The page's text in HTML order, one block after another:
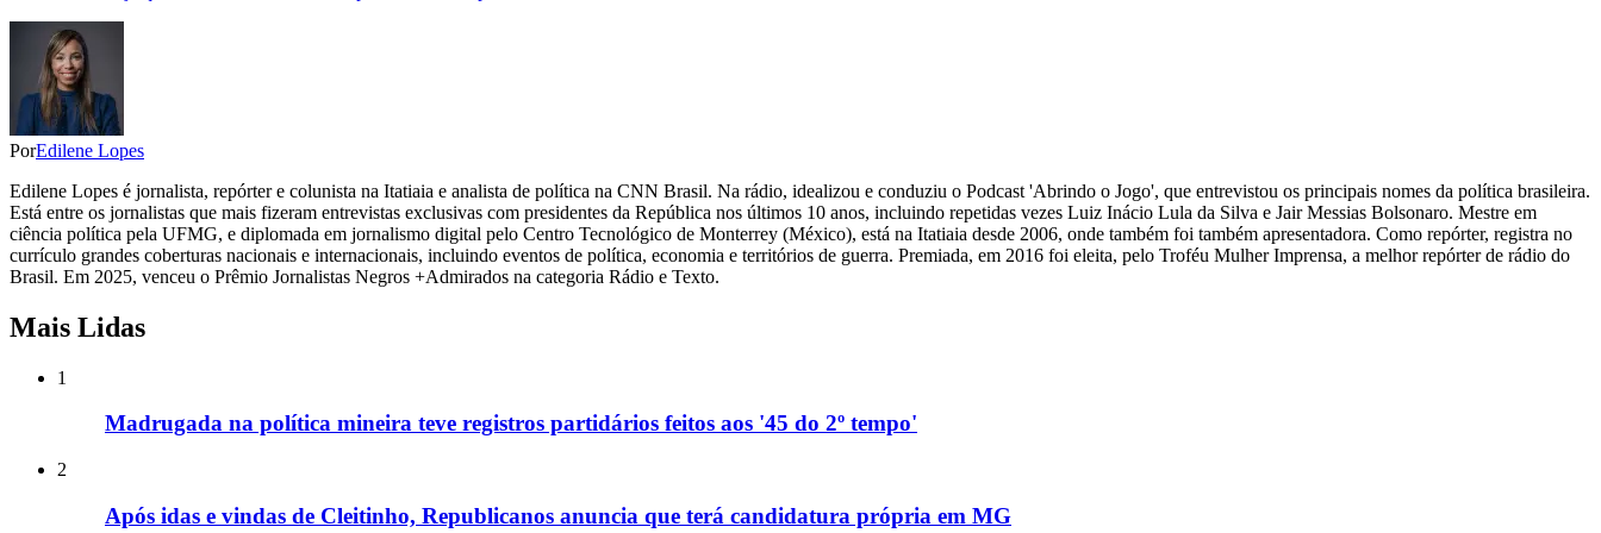
PorEdilene Lopes
Edilene Lopes é jornalista, repórter e colunista na Itatiaia e analista de política na CNN Brasil. Na rádio, idealizou e conduziu o Podcast 'Abrindo o Jogo', que entrevistou os principais nomes da política brasileira.
Está entre os jornalistas que mais fizeram entrevistas exclusivas com presidentes da República nos últimos 10 anos, incluindo repetidas vezes Luiz Inácio Lula da Silva e Jair Messias Bolsonaro. Mestre em
ciência política pela UFMG, e diplomada em jornalismo digital pelo Centro Tecnológico de Monterrey (México), está na Itatiaia desde 2006, onde também foi também apresentadora. Como repórter, registra no
currículo grandes coberturas nacionais e internacionais, incluindo eventos de política, economia e territórios de guerra. Premiada, em 2016 foi eleita, pelo Troféu Mulher Imprensa, a melhor repórter de rádio do
Brasil. Em 2025, venceu o Prêmio Jornalistas Negros +Admirados na categoria Rádio e Texto.
Mais Lidas
1
Madrugada na política mineira teve registros partidários feitos aos '45 do 2º tempo'
2
Após idas e vindas de Cleitinho, Republicanos anuncia que terá candidatura própria em MG